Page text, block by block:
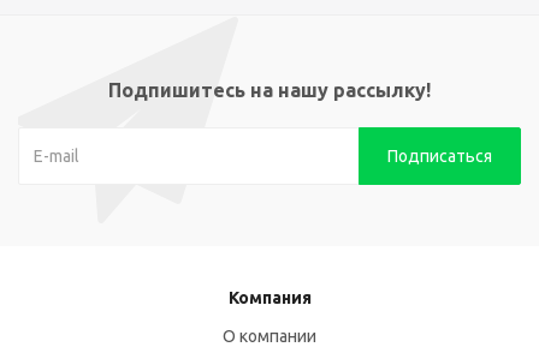
Подпишитесь на нашу рассылку!
Компания
О компании